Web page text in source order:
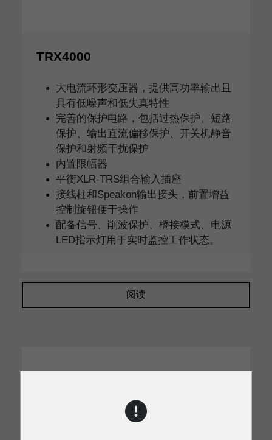
TRX4000
大电流环形变压器，提供高功率输出且
具有低噪声和低失真特性
完善的保护电路，包括过热保护、短路
保护、输出直流偏移保护、开关机静音
保护和射频干扰保护
内置限幅器
平衡XLR-TRS组合输入插座
接线柱和Speakon输出接头，前置增益
控制旋钮便于操作
配备信号、削波保护、橋接模式、电源
LED指示灯用于实时监控工作状态。
阅读